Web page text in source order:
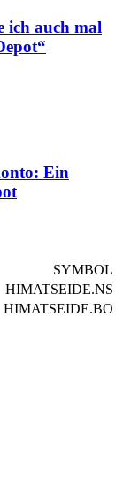
ich auch mal
Ein
SYMBOL
HIMATSEIDE.NS
HIMATSEIDE.BO